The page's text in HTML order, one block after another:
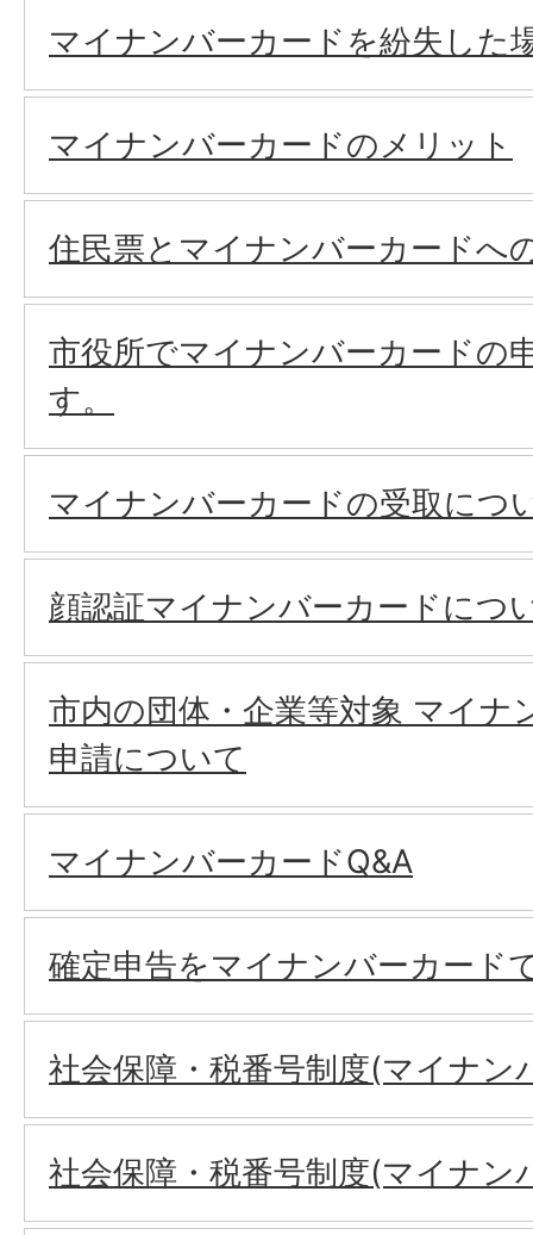
マイナンバーカードを紛失した
マイナンバーカードのメリット
住民票とマイナンバーカードへ
市役所でマイナンバーカードの
す。
マイナンバーカードの受取につ
顔認証マイナンバーカードにつ
市内の団体・企業等対象 マイナ
申請について
マイナンバーカードQ&A
確定申告をマイナンバーカード
社会保障・税番号制度(マイナン
社会保障・税番号制度(マイナン